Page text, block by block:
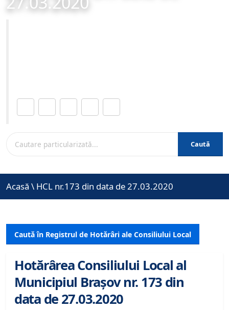
Caută
Acasă \ HCL nr.173 din data de 27.03.2020
Caută în Registrul de Hotărâri ale Consiliului Local
Hotărârea Consiliului Local al
Municipiul Brașov nr. 173 din
data de 27.03.2020